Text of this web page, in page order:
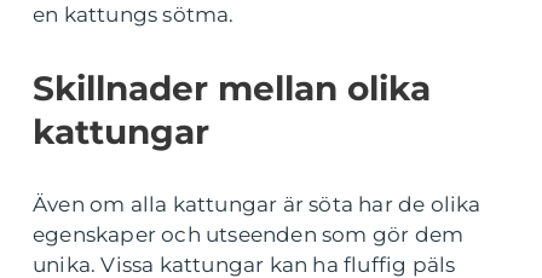
en kattungs sötma.
Skillnader mellan olika
kattungar
Även om alla kattungar är söta har de olika
egenskaper och utseenden som gör dem
unika. Vissa kattungar kan ha fluffig päls